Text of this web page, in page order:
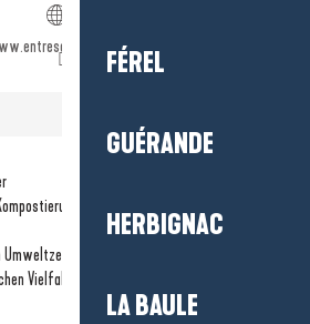
FÉREL
GUÉRANDE
HERBIGNAC
LA BAULE
versehene Reinigungsmittel
Vielfalt des Standorts